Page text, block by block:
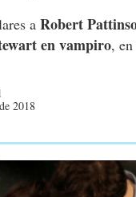
aRobert
en vampiro,
2018